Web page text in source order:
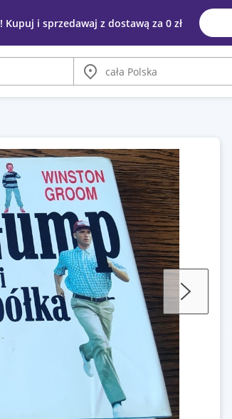
Kupuj i sprzedawaj z dostawą za 0 zł
Miasto